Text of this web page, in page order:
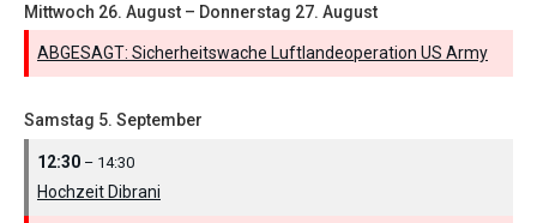
Mittwoch 26. August – Donnerstag 27. August
ABGESAGT: Sicherheitswache Luftlandeoperation US Army
Samstag 5. September
12:30 – 14:30
Hochzeit Dibrani